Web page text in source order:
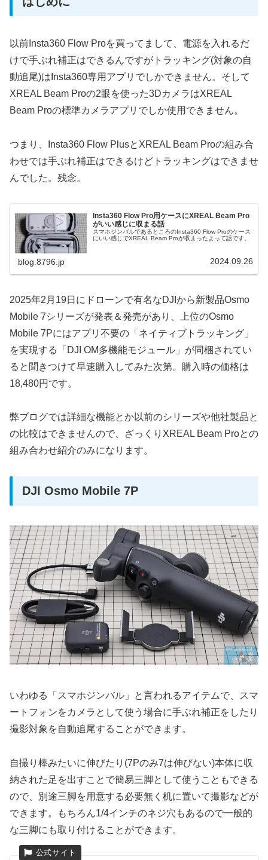
以前Insta360 Flow Proを買ってまして、電源を入れるだ
けで手ぶれ補正はできるんですがトラッキング(対象の自
動追尾)はInsta360専用アプリでしかできません。そして
XREAL Beam Proの2眼を使った3DカメラはXREAL
Beam Proの標準カメラアプリでしか使用できません。
つまり、Insta360 Flow PlusとXREAL Beam Proの組み合
わせでは手ぶれ補正はできるけどトラッキングはできませ
んでした。残念。
Insta360 Flow Pro用ケースにXREAL Beam Pro
がいい感じに収まる話
スマホジンバルであるところのInsta360 Flow Proのケース
にいい感じでXREAL Beam Proが収まったよって話です。
blog.8796.jp 2024.09.26
2025年2月19日にドローンで有名なDJIから新製品Osmo
Mobile 7シリーズが発表＆発売があり、上位のOsmo
Mobile 7Pにはアプリ不要の「ネイティブトラッキング」
を実現する「DJI OM多機能モジュール」が同梱されてい
ると聞きつけて早速購入してみた次第。購入時の価格は
18,480円です。
弊ブログでは詳細な機能とか以前のシリーズや他社製品と
の比較はできませんので、ざっくりXREAL Beam Proとの
組み合わせ紹介のみになります。
DJI Osmo Mobile 7P
いわゆる「スマホジンバル」と言われるアイテムで、スマ
ートフォンをカメラとして使う場合に手ぶれ補正をしたり
撮影対象を自動追尾することができます。
自撮り棒みたいに伸びたり(7Pのみ7は伸びない)本体に収
納された足を出すことで簡易三脚として使うこともできる
ので、別途三脚を用意する必要無く机に置いて撮影などが
できます。もちろん1/4インチのネジ穴もあるので一般的
な三脚にも取り付けることができます。